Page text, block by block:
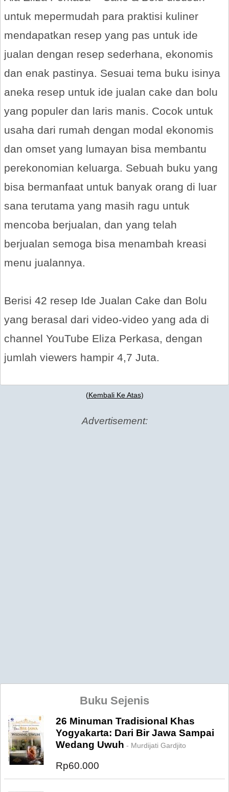
untuk mepermudah para praktisi kuliner
mendapatkan resep yang pas untuk ide
jualan dengan resep sederhana, ekonomis
dan enak pastinya. Sesuai tema buku isinya
aneka resep untuk ide jualan cake dan bolu
yang populer dan laris manis. Cocok untuk
usaha dari rumah dengan modal ekonomis
dan omset yang lumayan bisa membantu
perekonomian keluarga. Sebuah buku yang
bisa bermanfaat untuk banyak orang di luar
sana terutama yang masih ragu untuk
mencoba berjualan, dan yang telah
berjualan semoga bisa menambah kreasi
menu jualannya.
Berisi 42 resep Ide Jualan Cake dan Bolu
yang berasal dari video-video yang ada di
channel YouTube Eliza Perkasa, dengan
jumlah viewers hampir 4,7 Juta.
(Kembali Ke Atas)
Advertisement:
Buku Sejenis
26 Minuman Tradisional Khas
Yogyakarta: Dari Bir Jawa Sampai
Wedang Uwuh - Murdijati Gardjito
Rp60.000